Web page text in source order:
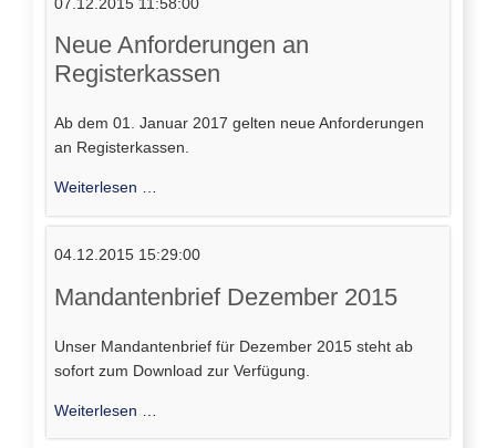
Neue Anforderungen an
Registerkassen
Ab dem 01. Januar 2017 gelten neue Anforderungen
an Registerkassen.
Weiterlesen …
Registerkassen
04.12.2015 15:29:00
Mandantenbrief Dezember 2015
Unser Mandantenbrief für Dezember 2015 steht ab
sofort zum Download zur Verfügung.
Weiterlesen …